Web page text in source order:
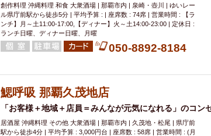
創作料理 沖縄料理 和食 大衆酒場 | 那覇市内 | 泉崎・壺川 | ゆいレー
ル県庁前駅から徒歩5分 | 平均予算 : | 座席数 : 74席 | 営業時間 : 【ラ
ンチ】月～土11:00-17:00,【ディナー】火～土14:00-23:00 | 定休日 :
ランチ日曜、ディナー日曜、月曜
050-8892-8184
鰓呼吸 那覇久茂地店
「お客様＋地域＋店員＝みんなが元気になれる」のコン
居酒屋 沖縄料理 その他 大衆酒場 | 那覇市内 | 久茂地・松尾 | 県庁前
駅から徒歩4分 | 平均予算 : 3,000円台 | 座席数 : 58席 | 営業時間 : (月